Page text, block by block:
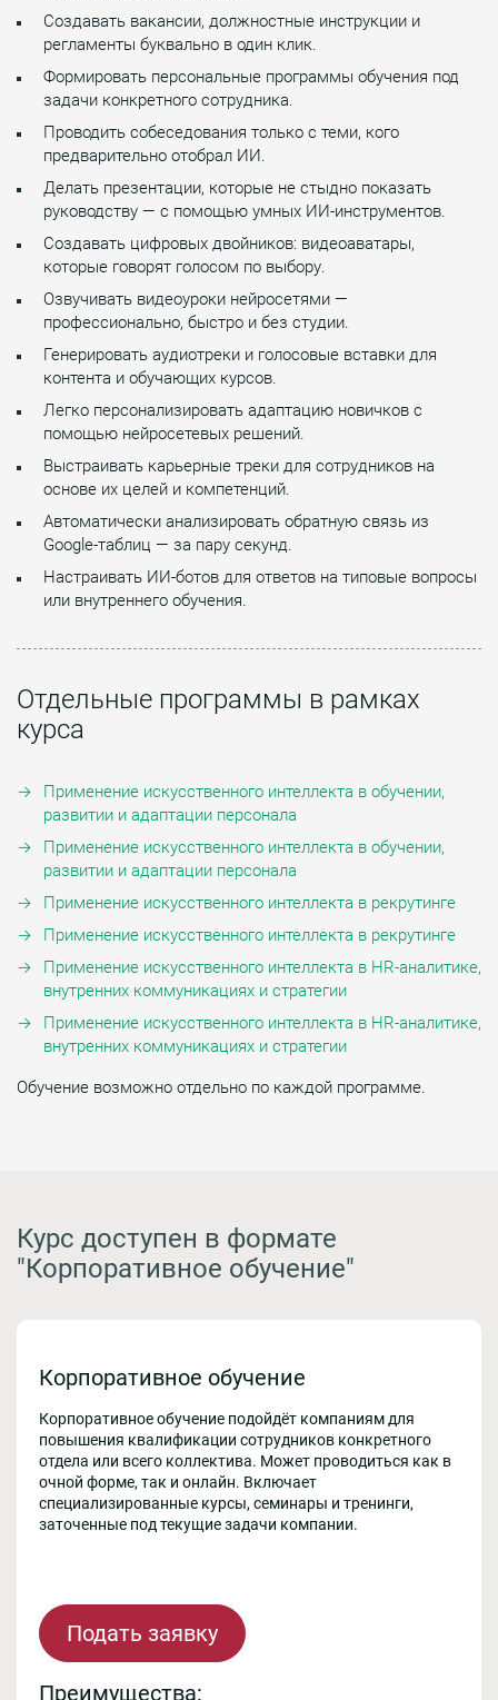
Создавать вакансии, должностные инструкции и
регламенты буквально в один клик.
Формировать персональные программы обучения под
задачи конкретного сотрудника.
Проводить собеседования только с теми, кого
предварительно отобрал ИИ.
Делать презентации, которые не стыдно показать
руководству — с помощью умных ИИ-инструментов.
Создавать цифровых двойников: видеоаватары,
которые говорят голосом по выбору.
Озвучивать видеоуроки нейросетями —
профессионально, быстро и без студии.
Генерировать аудиотреки и голосовые вставки для
контента и обучающих курсов.
Легко персонализировать адаптацию новичков с
помощью нейросетевых решений.
Выстраивать карьерные треки для сотрудников на
основе их целей и компетенций.
Автоматически анализировать обратную связь из
Google-таблиц — за пару секунд.
Настраивать ИИ-ботов для ответов на типовые вопросы
или внутреннего обучения.
Отдельные программы в рамках
курса
Применение искусственного интеллекта в обучении,
развитии и адаптации персонала
Применение искусственного интеллекта в обучении,
развитии и адаптации персонала
Применение искусственного интеллекта в рекрутинге
Применение искусственного интеллекта в рекрутинге
Применение искусственного интеллекта в HR-аналитике,
внутренних коммуникациях и стратегии
Применение искусственного интеллекта в HR-аналитике,
внутренних коммуникациях и стратегии
Обучение возможно отдельно по каждой программе.
Курс доступен в формате
"Корпоративное обучение"
Корпоративное обучение
Корпоративное обучение подойдёт компаниям для
повышения квалификации сотрудников конкретного
отдела или всего коллектива. Может проводиться как в
очной форме, так и онлайн. Включает
специализированные курсы, семинары и тренинги,
заточенные под текущие задачи компании.
Подать заявку
Преимущества: